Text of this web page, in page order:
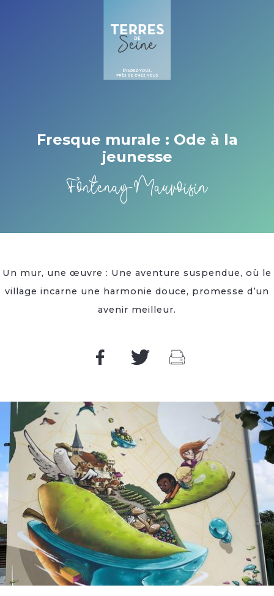
Fresque murale : Ode à la
jeunesse
Fontenay-Mauvoisin
Un mur, une œuvre : Une aventure suspendue, où le
village incarne une harmonie douce, promesse d’un
avenir meilleur.